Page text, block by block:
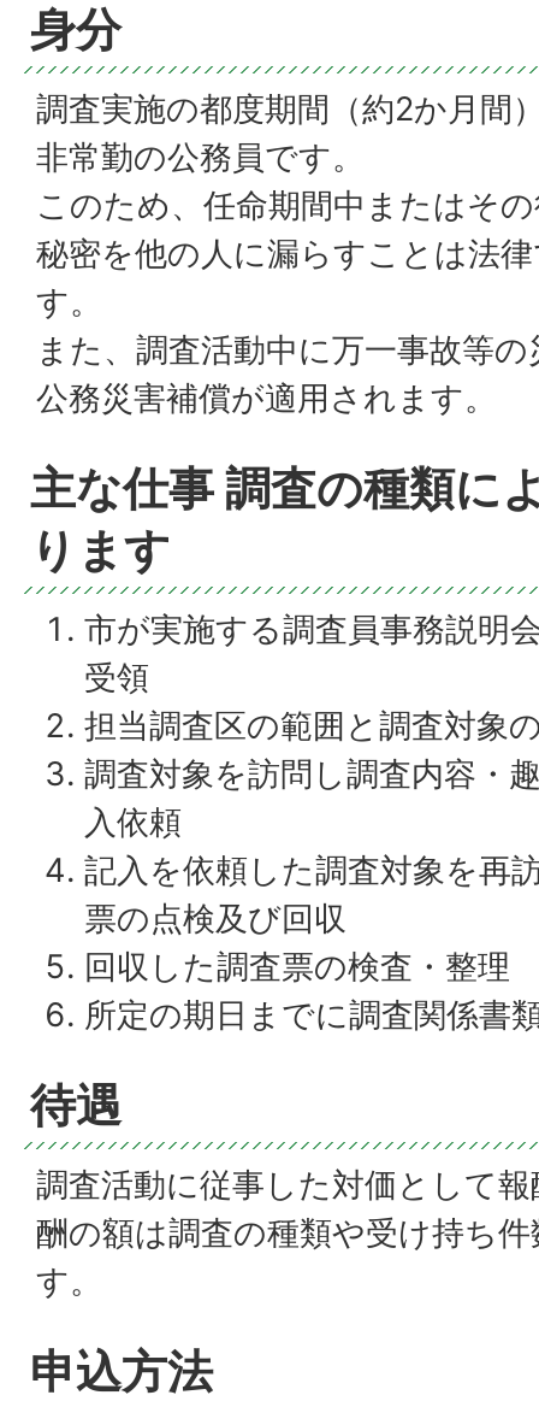
身分
調査実施の都度期間（約2か月間
非常勤の公務員です。
このため、任命期間中またはそ
秘密を他の人に漏らすことは法
す。
また、調査活動中に万一事故等
公務災害補償が適用されます。
主な仕事 調査の種類に
ります
市が実施する調査員事務説明
受領
担当調査区の範囲と調査対象
調査対象を訪問し調査内容・
入依頼
記入を依頼した調査対象を再
票の点検及び回収
回収した調査票の検査・整理
所定の期日までに調査関係書
待遇
調査活動に従事した対価として
酬の額は調査の種類や受け持ち
す。
申込方法